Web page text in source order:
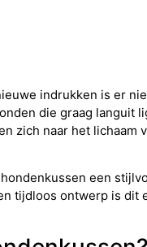
indrukken is er
die graag languit
zich naar het
een
tijdloos ontwerp is dit